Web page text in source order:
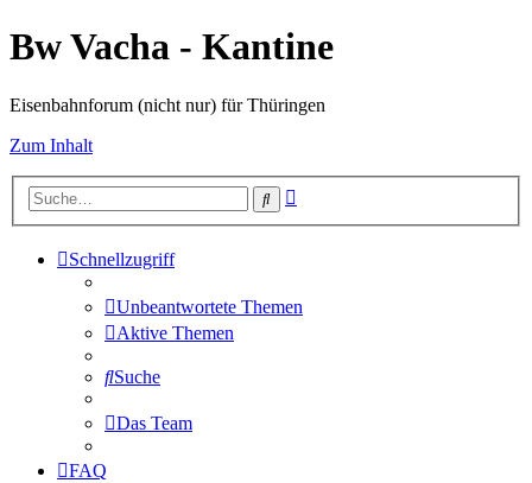
Bw Vacha - Kantine
Eisenbahnforum (nicht nur) für Thüringen
Zum Inhalt
Suche
Schnellzugriff
Unbeantwortete Themen
Aktive Themen
Suche
Das Team
FAQ